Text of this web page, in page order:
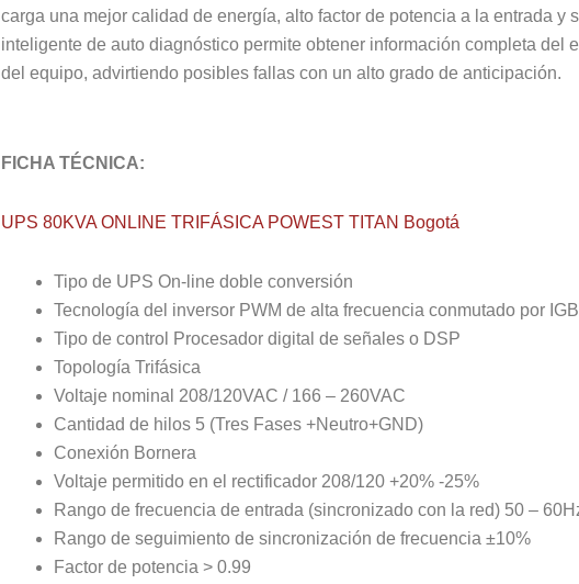
carga una mejor calidad de energía, alto factor de potencia a la entrada y
inteligente de auto diagnóstico permite obtener información completa del
del equipo, advirtiendo posibles fallas con un alto grado de anticipación.
FICHA TÉCNICA:
UPS 80KVA ONLINE TRIFÁSICA POWEST TITAN Bogotá
Tipo de UPS On-line doble conversión
Tecnología del inversor PWM de alta frecuencia conmutado por
Tipo de control Procesador digital de señales o DSP
Topología Trifásica
Voltaje nominal 208/120VAC / 166 – 260VAC
Cantidad de hilos 5 (Tres Fases +Neutro+GND)
Conexión Bornera
Voltaje permitido en el rectificador 208/120 +20% -25%
Rango de frecuencia de entrada (sincronizado con la red) 50 –
Rango de seguimiento de sincronización de frecuencia ±10%
Factor de potencia > 0.99